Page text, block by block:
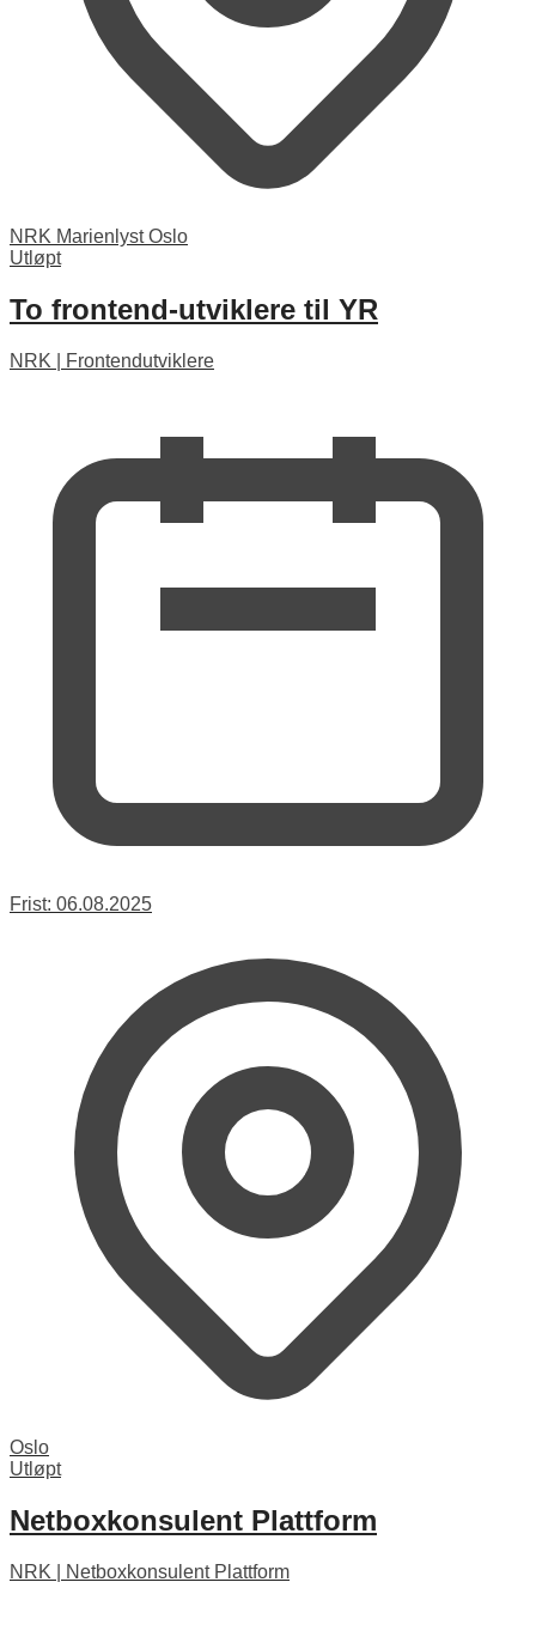
NRK Marienlyst Oslo
Utløpt
To frontend-utviklere til YR
NRK Frontendutviklere
Frist: 06.08.2025
Oslo
Utløpt
Netboxkonsulent Plattform
NRK Netboxkonsulent Plattform